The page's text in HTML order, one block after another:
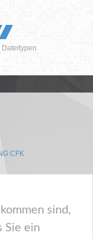
CFK
sind,
Sie ein